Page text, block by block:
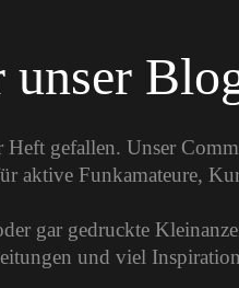
gefallen. Unser
aktive Funkamateure,
gar gedruckte
und viel